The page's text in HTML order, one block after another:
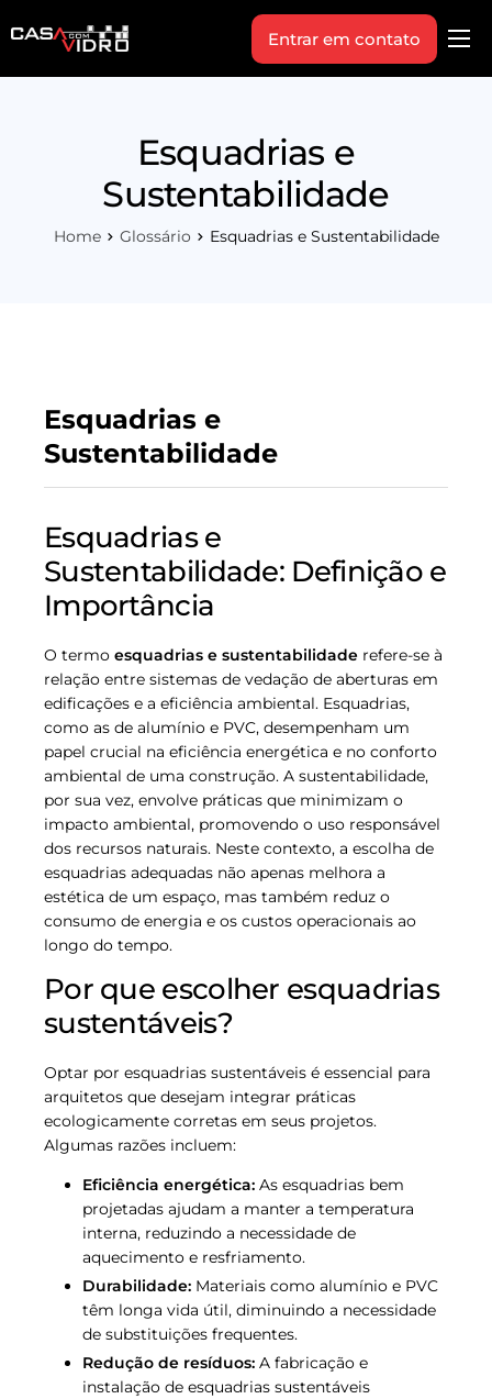
Produtos
Entrar em contato
Esquadrias e
Sustentabilidade
Home Glossário Esquadrias e Sustentabilidade
Esquadrias e
Sustentabilidade
Esquadrias e
Sustentabilidade: Definição e
Importância
O termo esquadrias e sustentabilidade refere-se à
relação entre sistemas de vedação de aberturas em
edificações e a eficiência ambiental. Esquadrias,
como as de alumínio e PVC, desempenham um
papel crucial na eficiência energética e no conforto
ambiental de uma construção. A sustentabilidade,
por sua vez, envolve práticas que minimizam o
impacto ambiental, promovendo o uso responsável
dos recursos naturais. Neste contexto, a escolha de
esquadrias adequadas não apenas melhora a
estética de um espaço, mas também reduz o
consumo de energia e os custos operacionais ao
longo do tempo.
Por que escolher esquadrias
sustentáveis?
Optar por esquadrias sustentáveis é essencial para
arquitetos que desejam integrar práticas
ecologicamente corretas em seus projetos.
Algumas razões incluem:
Eficiência energética: As esquadrias bem
projetadas ajudam a manter a temperatura
interna, reduzindo a necessidade de
aquecimento e resfriamento.
Durabilidade: Materiais como alumínio e PVC
têm longa vida útil, diminuindo a necessidade
de substituições frequentes.
Redução de resíduos: A fabricação e
instalação de esquadrias sustentáveis